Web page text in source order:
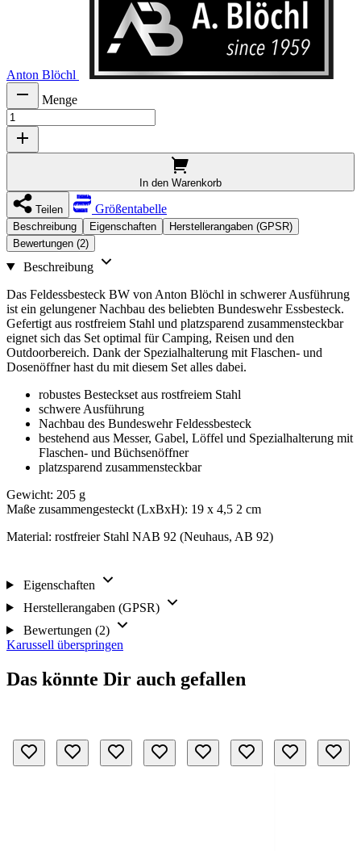
Anton Blöchl
Menge
In den Warenkorb
Teilen Größentabelle
Beschreibung Eigenschaften
Herstellerangaben (GPSR)
Bewertungen (2)
Beschreibung
Das Feldessbesteck BW von Anton Blöchl in schwerer Ausführung
ist ein gelungener Nachbau des beliebten Bundeswehr Essbesteck.
Gefertigt aus rostfreiem Stahl und platzsparend zusammensteckbar
eignet sich das Set optimal für Camping, Reisen und den
Outdoorbereich. Dank der Spezialhalterung mit Flaschen- und
Dosenöffner hast du mit diesem Set alles dabei.
robustes Besteckset aus rostfreiem Stahl
schwere Ausführung
Nachbau des Bundeswehr Feldessbesteck
bestehend aus Messer, Gabel, Löffel und Spezialhalterung mit
Flaschen- und Büchsenöffner
platzsparend zusammensteckbar
Gewicht: 205 g
Maße zusammengesteckt (LxBxH): 19 x 4,5 2 cm
Material: rostfreier Stahl NAB 92 (Neuhaus, AB 92)
Eigenschaften
Herstellerangaben (GPSR)
Bewertungen (2)
Karussell überspringen
Das könnte Dir auch gefallen